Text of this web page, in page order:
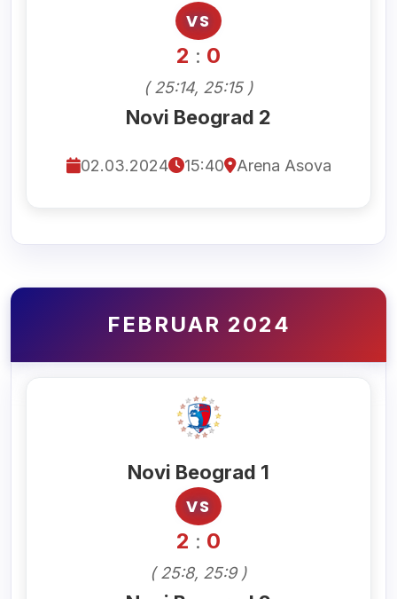
VS
2 : 0
Novi Beograd 2
( 25:14, 25:15 )
02.03.2024 15:40 Arena Asova
FEBRUAR 2024
Novi Beograd 1
VS
2 : 0
( 25:8, 25:9 )